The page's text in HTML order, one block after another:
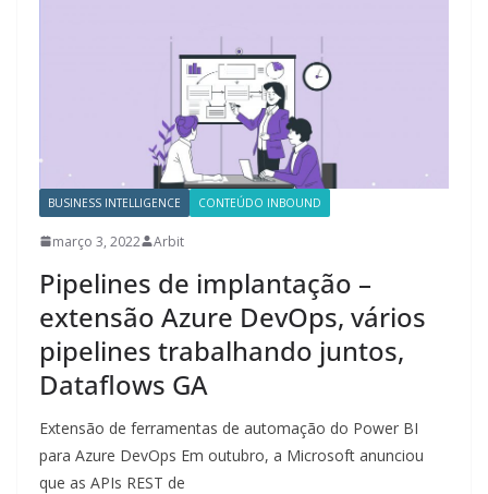
BUSINESS INTELLIGENCE CONTEÚDO INBOUND
março 3, 2022 Arbit
Pipelines de implantação –
extensão Azure DevOps, vários
pipelines trabalhando juntos,
Dataflows GA
Extensão de ferramentas de automação do Power BI
para Azure DevOps Em outubro, a Microsoft anunciou
que as APIs REST de